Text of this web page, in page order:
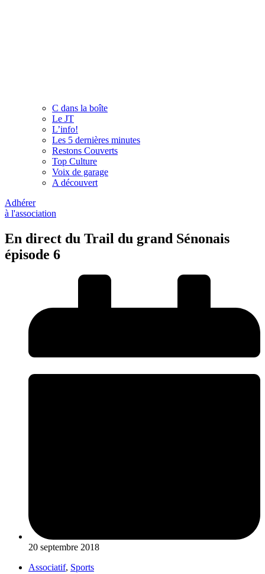
C dans la boîte
Le JT
L’info!
Les 5 dernières minutes
Restons Couverts
Top Culture
Voix de garage
A découvert
Adhérer
à l'association
En direct du Trail du grand Sénonais
épisode 6
20 septembre 2018
Associatif, Sports